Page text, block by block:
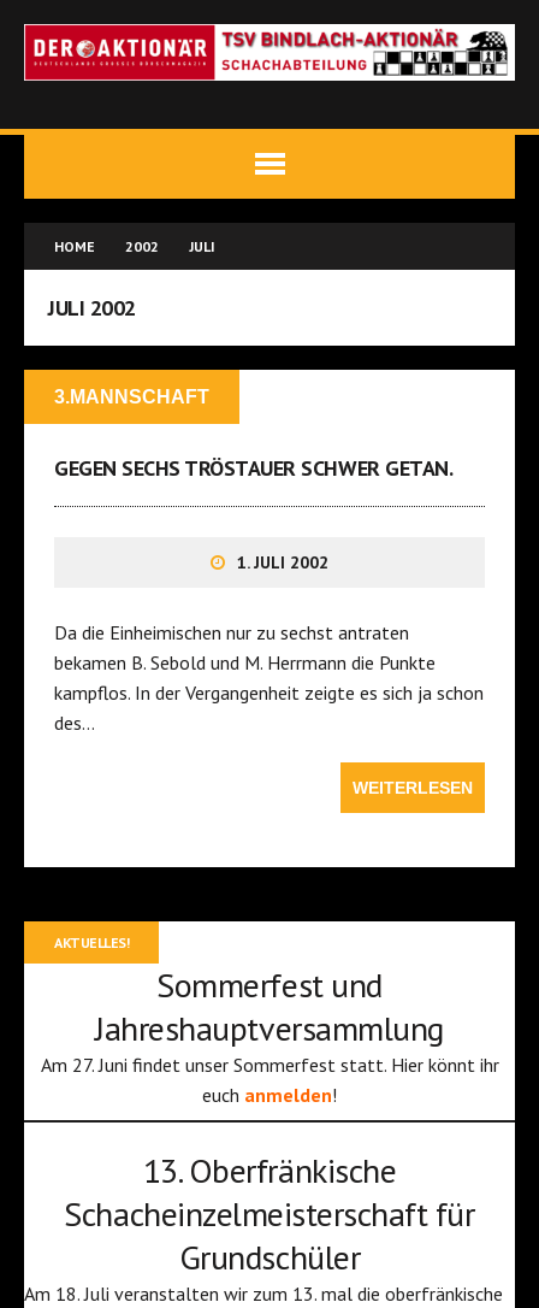
HOME 2002 JULI
JULI 2002
3.MANNSCHAFT
GEGEN SECHS TRÖSTAUER SCHWER GETAN.
1. JULI 2002
Da die Einheimischen nur zu sechst antraten
bekamen B. Sebold und M. Herrmann die Punkte
kampflos. In der Vergangenheit zeigte es sich ja schon
des…
WEITERLESEN
AKTUELLES!
Sommerfest und
Jahreshauptversammlung
Am 27. Juni findet unser Sommerfest statt. Hier könnt ihr
euch anmelden!
13. Oberfränkische
Schacheinzelmeisterschaft für
Grundschüler
Am 18. Juli veranstalten wir zum 13. mal die oberfränkische